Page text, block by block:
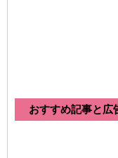
おすすめ記事と広